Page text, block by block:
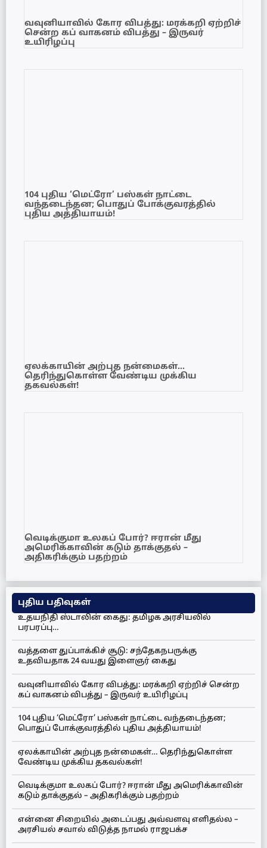
வவுனியாவில் கோர விபத்து: மரக்கறி ஏற்றிச்
சென்ற கப் வாகனம் விபத்து – இருவர்
உயிரிழப்பு
104 புதிய ‘மெட்ரோ’ பஸ்கள் நாட்டை
வந்தடைந்தன; பொதுப் போக்குவரத்தில்
புதிய அத்தியாயம்!
ஏலக்காயின் அற்புத நன்மைகள்…
தெரிந்துகொள்ள வேண்டிய முக்கிய
தகவல்கள்!
வெடிக்குமா உலகப் போர்? ஈரான் மீது
அமெரிக்காவின் கடும் தாக்குதல் –
அதிகரிக்கும் பதற்றம்
புதிய பதிவுகள்
உதயநிதி ஸ்டாலின் கைது: தமிழக அரசியலில்
பரபரப்பு…
வத்தளை துப்பாக்கிச் சூடு: சந்தேகநபருக்கு
உதவியதாக 24 வயது இளைஞர் கைது
வவுனியாவில் கோர விபத்து: மரக்கறி ஏற்றிச் சென்ற
கப் வாகனம் விபத்து – இருவர் உயிரிழப்பு
104 புதிய ‘மெட்ரோ’ பஸ்கள் நாட்டை வந்தடைந்தன;
பொதுப் போக்குவரத்தில் புதிய அத்தியாயம்!
ஏலக்காயின் அற்புத நன்மைகள்… தெரிந்துகொள்ள
வேண்டிய முக்கிய தகவல்கள்!
வெடிக்குமா உலகப் போர்? ஈரான் மீது அமெரிக்காவின்
கடும் தாக்குதல் – அதிகரிக்கும் பதற்றம்
என்னை சிறையில் அடைப்பது அவ்வளவு எளிதல்ல –
அரசியல் சவால் விடுத்த நாமல் ராஜபக்ச